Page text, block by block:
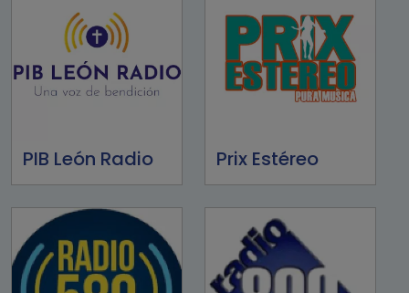
PIB León Radio Prix Estéreo